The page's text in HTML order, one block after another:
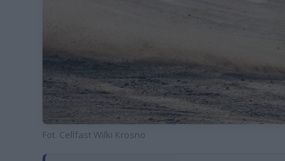
Fot. Cellfast Wilki Krosno